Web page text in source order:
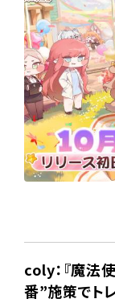
coly：『魔法
番”施策でト